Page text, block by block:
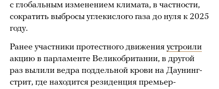
с глобальным изменением климата, в частности,
сократить выбросы углекислого газа до нуля к 2025
году.
Ранее участники протестного движения устроили
акцию в парламенте Великобритании, в другой
раз вылили ведра поддельной крови на Даунинг-
стрит, где находится резиденция премьер-